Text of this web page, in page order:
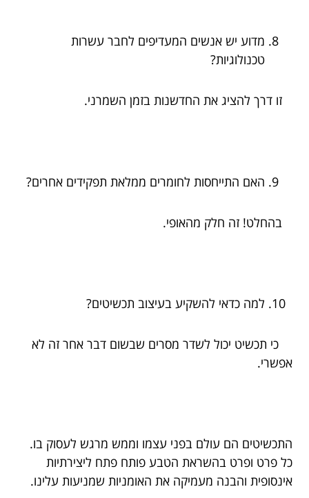
מדוע יש אנשים המעדיפים לחבר עשרות
טכנולוגיות?
זו דרך להציג את החדשנות בזמן השמרני.
האם התייחסות לחומרים ממלאת תפקידים אחרים?
בהחלט! זה חלק מהאופי.
למה כדאי להשקיע בעיצוב תכשיטים?
כי תכשיט יכול לשדר מסרים שבשום דבר אחר זה לא
אפשרי.
התכשיטים הם עולם בפני עצמו וממש מרגש לעסוק בו.
כל פרט ופרט בהשראת הטבע פותח פתח ליצירתיות
אינסופית והבנה מעמיקה את האומניות שמניעות עלינו.